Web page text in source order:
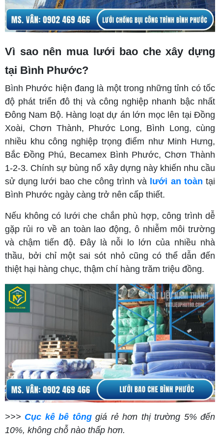
Vì sao nên mua lưới bao che xây dựng
tại Bình Phước?
Bình Phước hiện đang là một trong những tỉnh có tốc
độ phát triển đô thị và công nghiệp nhanh bậc nhất
Đông Nam Bộ. Hàng loạt dự án lớn mọc lên tại Đồng
Xoài, Chơn Thành, Phước Long, Bình Long, cùng
nhiều khu công nghiệp trọng điểm như Minh Hưng,
Bắc Đồng Phú, Becamex Bình Phước, Chơn Thành
1-2-3. Chính sự bùng nổ xây dựng này khiến nhu cầu
sử dụng lưới bao che công trình và lưới an toàn tại
Bình Phước ngày càng trở nên cấp thiết.
Nếu không có lưới che chắn phù hợp, công trình dễ
gặp rủi ro về an toàn lao động, ô nhiễm môi trường
và chậm tiến độ. Đây là nỗi lo lớn của nhiều nhà
thầu, bởi chỉ một sai sót nhỏ cũng có thể dẫn đến
thiệt hại hàng chục, thậm chí hàng trăm triệu đồng.
>>> Cục kê bê tônggiá rẻ hơn thị trường 5% đến
10%, không chỗ nào thấp hơn.